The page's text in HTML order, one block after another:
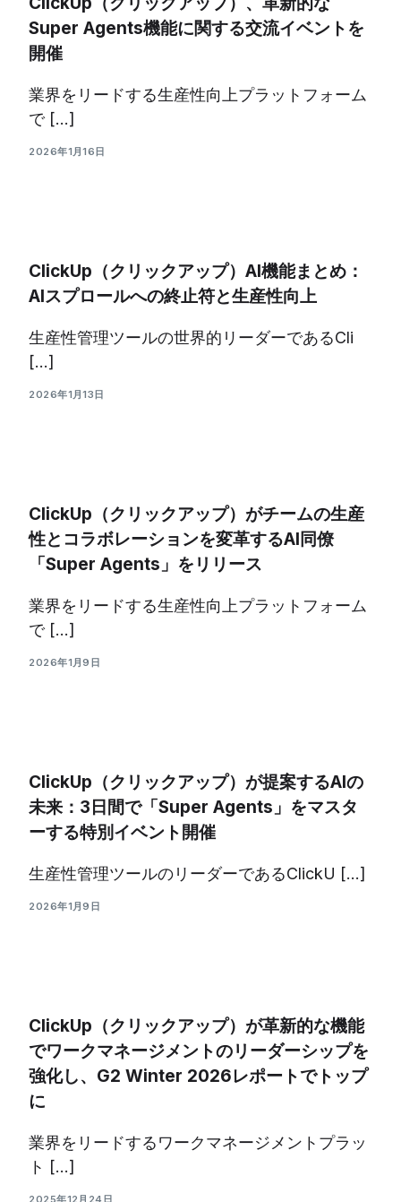
Super Agents機能に関する交流イベントを
開催
業界をリードする生産性向上プラットフォーム
で […]
2026年1月16日
ClickUp（クリックアップ）AI機能まとめ：
AIスプロールへの終止符と生産性向上
生産性管理ツールの世界的リーダーであるCli
[…]
2026年1月13日
ClickUp（クリックアップ）がチームの生産
性とコラボレーションを変革するAI同僚
「Super Agents」をリリース
業界をリードする生産性向上プラットフォーム
で […]
2026年1月9日
ClickUp（クリックアップ）が提案するAIの
未来：3日間で「Super Agents」をマスタ
ーする特別イベント開催
生産性管理ツールのリーダーであるClickU […]
2026年1月9日
ClickUp（クリックアップ）が革新的な機能
でワークマネージメントのリーダーシップを
強化し、G2 Winter 2026レポートでトップ
に
業界をリードするワークマネージメントプラッ
ト […]
2025年12月24日